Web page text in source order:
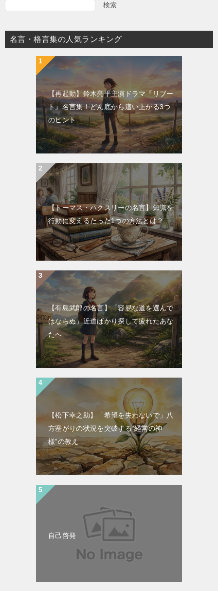
検索
名言・格言集の人気ランキング
【再起動】鈴木亮平主演ドラマ『リブー
ト』名言集！どん底から這い上がる3つ
のヒント
【トーマス・ハクスリーの名言】知識を
行動に変えるたった1つの方法とは？
【有島武郎の名言】「容易な道を選んで
はならぬ」近道ばかり探して疲れたあな
たへ
【松下幸之助】「希望を失わないで」八
方塞がりの状況を突破する“経営の神
様”の教え
自己啓発